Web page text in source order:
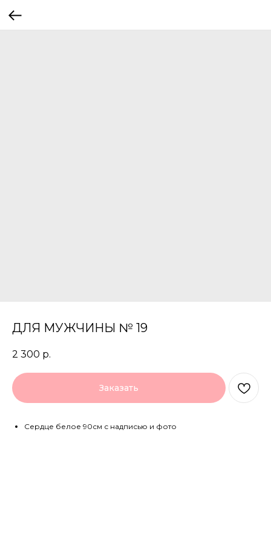
ДЛЯ МУЖЧИНЫ № 19
2 300 р.
Заказать
Сердце белое 90см с надписью и фото